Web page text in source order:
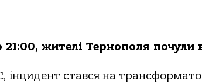
21:00, жителі Тернополя почули
стався на